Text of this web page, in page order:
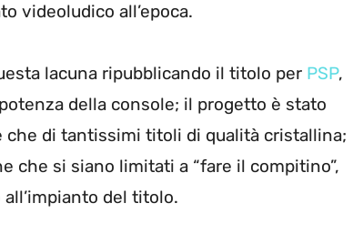
videoludico all’epoca.
lacuna ripubblicando il titolo per PSP,
della console; il progetto è stato
che di tantissimi titoli di qualità cristallina;
che si siano limitati a “fare il compitino”,
del titolo.